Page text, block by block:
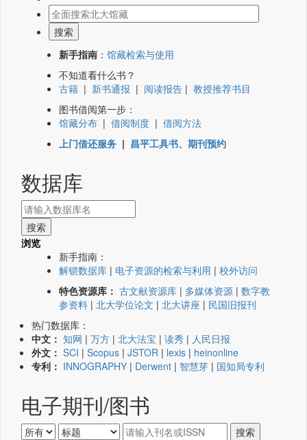
新手指南 ： 馆藏检索与使用
不知道看什么书？
古籍 | 新书通报 | 阅读报告 | 教授推荐书目
图书借阅第一步：
馆藏分布 | 借阅制度 | 借阅方法
上门借还服务 | 昌平工具书、期刊预约
数据库
浏览
新手指南：
解锁数据库 | 电子资源的检索与利用 | 校外访问
特色资源库： 古文献资源库 | 多媒体资源 | 数字教
参资料 | 北大学位论文 | 北大讲座 | 民国旧报刊
热门数据库：
中文： 知网 | 万方 | 北大法宝 | 读秀 | 人民日报
外文： SCI | Scopus | JSTOR | lexis | heinonline
专利： INNOGRAPHY | Derwent | 智慧芽 | 国知局专利
电子期刊/图书